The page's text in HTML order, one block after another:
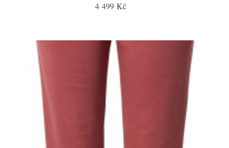
4 499 Kč